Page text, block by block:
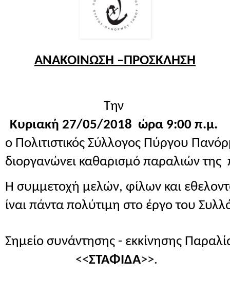
ΑΝΑΚΟΙΝΩΣΗ –ΠΡΟΣΚΛΗΣΗ
Την
Κυριακή 27/05/2018  ώρα 9:00 π.μ.
ο Πολιτιστικός Σύλλογος Πύργου
διοργανώνει καθαρισμό παραλιών της
Η συμμετοχή μελών, φίλων και
ίναι πάντα πολύτιμη στο έργο του
Σημείο συνάντησης - εκκίνησης
<<ΣΤΑΦΙΔΑ>>.